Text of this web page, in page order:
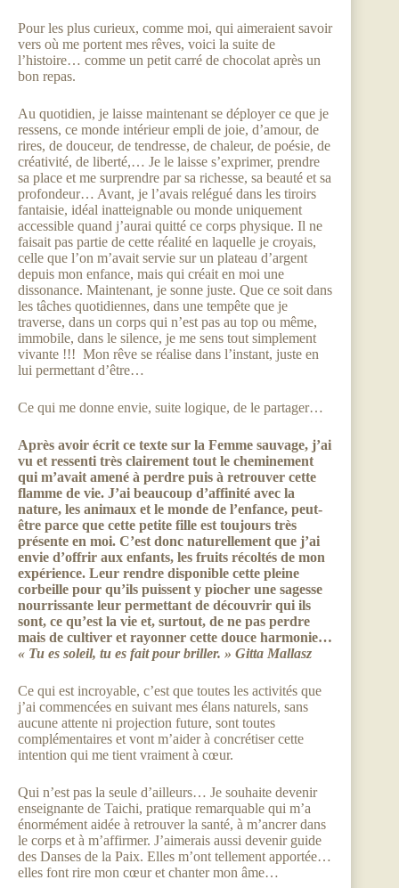
Pour les plus curieux, comme moi, qui aimeraient savoir
vers où me portent mes rêves, voici la suite de
l’histoire… comme un petit carré de chocolat après un
bon repas.
Au quotidien, je laisse maintenant se déployer ce que je
ressens, ce monde intérieur empli de joie, d’amour, de
rires, de douceur, de tendresse, de chaleur, de poésie, de
créativité, de liberté,… Je le laisse s’exprimer, prendre
sa place et me surprendre par sa richesse, sa beauté et sa
profondeur… Avant, je l’avais relégué dans les tiroirs
fantaisie, idéal inatteignable ou monde uniquement
accessible quand j’aurai quitté ce corps physique. Il ne
faisait pas partie de cette réalité en laquelle je croyais,
celle que l’on m’avait servie sur un plateau d’argent
depuis mon enfance, mais qui créait en moi une
dissonance. Maintenant, je sonne juste. Que ce soit dans
les tâches quotidiennes, dans une tempête que je
traverse, dans un corps qui n’est pas au top ou même,
immobile, dans le silence, je me sens tout simplement
vivante !!! Mon rêve se réalise dans l’instant, juste en
lui permettant d’être…
Ce qui me donne envie, suite logique, de le partager…
Après avoir écrit ce texte sur la Femme sauvage, j’ai
vu et ressenti très clairement tout le cheminement
qui m’avait amené à perdre puis à retrouver cette
flamme de vie. J’ai beaucoup d’affinité avec la
nature, les animaux et le monde de l’enfance, peut-
être parce que cette petite fille est toujours très
présente en moi. C’est donc naturellement que j’ai
envie d’offrir aux enfants, les fruits récoltés de mon
expérience. Leur rendre disponible cette pleine
corbeille pour qu’ils puissent y piocher une sagesse
nourrissante leur permettant de découvrir qui ils
sont, ce qu’est la vie et, surtout, de ne pas perdre
mais de cultiver et rayonner cette douce harmonie…
« Tu es soleil, tu es fait pour briller. » Gitta Mallasz
Ce qui est incroyable, c’est que toutes les activités que
j’ai commencées en suivant mes élans naturels, sans
aucune attente ni projection future, sont toutes
complémentaires et vont m’aider à concrétiser cette
intention qui me tient vraiment à cœur.
Qui n’est pas la seule d’ailleurs… Je souhaite devenir
enseignante de Taichi, pratique remarquable qui m’a
énormément aidée à retrouver la santé, à m’ancrer dans
le corps et à m’affirmer. J’aimerais aussi devenir guide
des Danses de la Paix. Elles m’ont tellement apportée…
elles font rire mon cœur et chanter mon âme…